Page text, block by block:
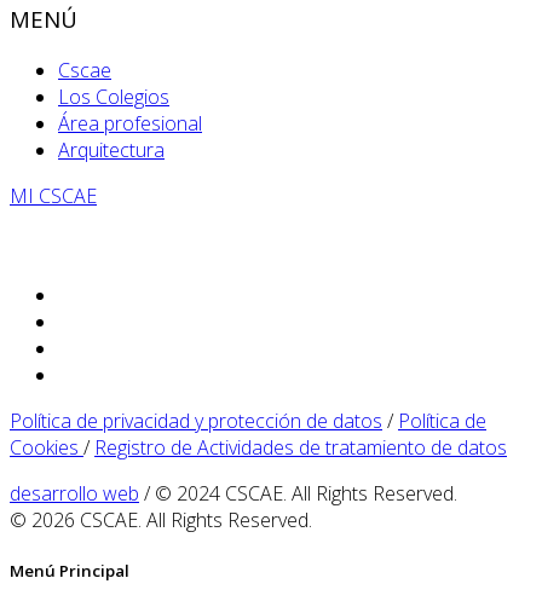
MENÚ
Cscae
Los Colegios
Área profesional
Arquitectura
MI CSCAE
Política de privacidad y protección de datos / Política de
Cookies / Registro de Actividades de tratamiento de datos
desarrollo web / © 2024 CSCAE. All Rights Reserved.
© 2026 CSCAE. All Rights Reserved.
Menú Principal